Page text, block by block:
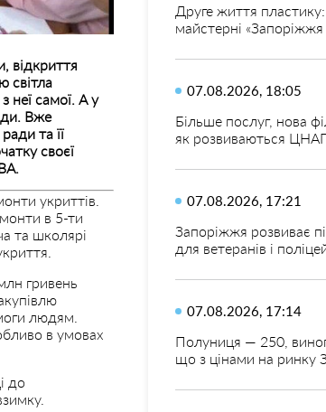
відкриття
світла
неї самої. А у
Вже
та її
своєї
укриттів.
в 5-ти
та школярі
гривень
людям.
в умовах
до
Друге життя
майстерні «Запоріжжя
07.08.2026, 18:05
Більше послуг, нова
як розвиваються
07.08.2026, 17:21
Запоріжжя розвиває
для ветеранів і
07.08.2026, 17:14
Полуниця — 250,
що з цінами на ринку